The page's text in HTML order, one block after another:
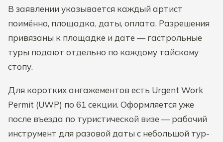
В заявлении указывается каждый артист
поимённо, площадка, даты, оплата. Разрешения
привязаны к площадке и дате — гастрольные
туры подают отдельно по каждому тайскому
стопу.
Для коротких ангажементов есть Urgent Work
Permit (UWP) по 61 секции. Оформляется уже
после въезда по туристической визе — рабочий
инструмент для разовой даты с небольшой тур-